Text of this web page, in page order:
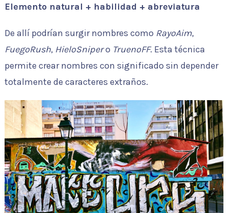
Elemento natural + habilidad + abreviatura
De allí podrían surgir nombres como RayoAim,
FuegoRush, HieloSnipero TruenoFF. Esta técnica
permite crear nombres con significado sin depender
totalmente de caracteres extraños.